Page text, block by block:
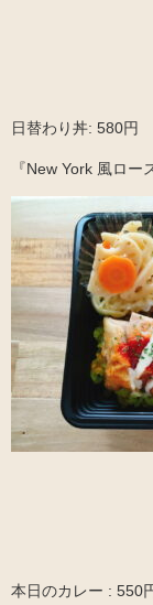
日替わり丼: 580円
『New York 風ロー
本日のカレー : 550